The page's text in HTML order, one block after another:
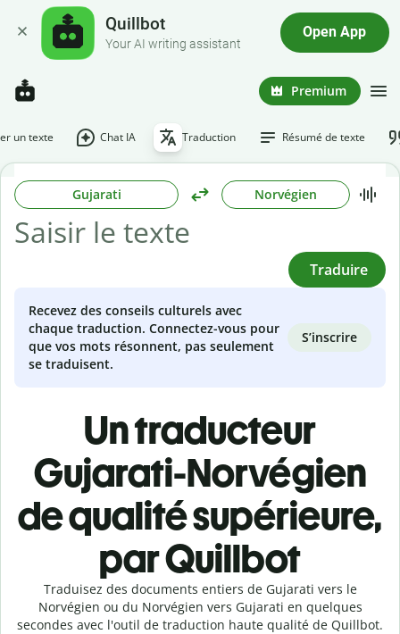
Quillbot
Your AI writing assistant
Open App
Premium
un texte Chat IA Traduction Résumé de texte
Gujarati Norvégien
Traduire
Recevez des conseils culturels avec
chaque traduction. Connectez-vous pour
que vos mots résonnent, pas seulement
se traduisent.
S’inscrire
Un traducteur
Gujarati-Norvégien
de qualité supérieure,
par Quillbot
Traduisez des documents entiers de Gujarati vers le
Norvégien ou du Norvégien vers Gujarati en quelques
secondes avec l'outil de traduction haute qualité de Quillbot.